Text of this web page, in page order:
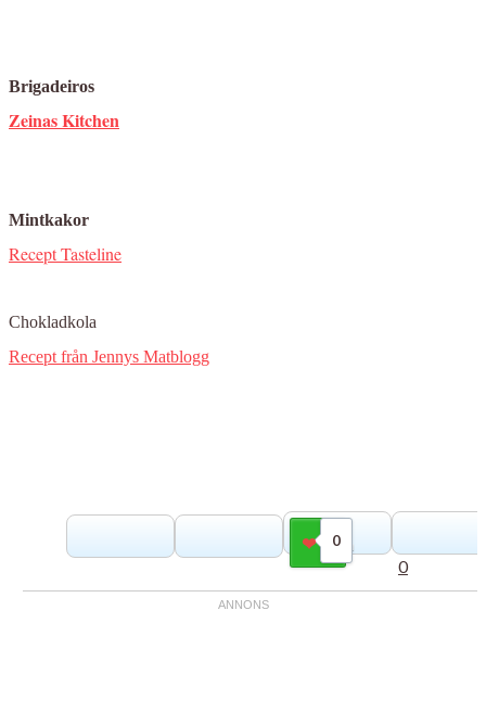
Brigadeiros
Zeinas Kitchen
Mintkakor
Recept Tasteline
Chokladkola
Recept från Jennys Matblogg
0
Gilla
0